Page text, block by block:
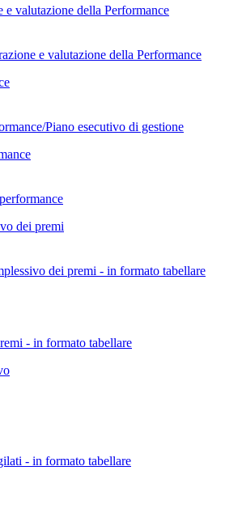
e valutazione della Performance
e valutazione della Performance
Piano esecutivo di gestione
dei premi
dei premi - in formato tabellare
- in formato tabellare
- in formato tabellare